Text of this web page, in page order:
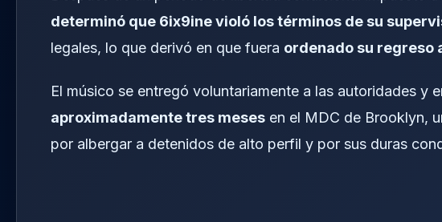
determinó que 6ix9ine violó los términos de su
legales, lo que derivó en que fuera ordenado su regreso
El músico se entregó voluntariamente a las autoridades y
aproximadamente tres meses en el MDC de Brooklyn,
por albergar a detenidos de alto perfil y por sus duras